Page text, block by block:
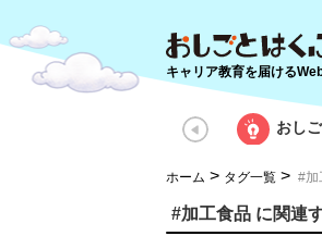
キャリア教育を届ける
おし
ホーム > タグ一覧 > #加
#加工食品 に関連